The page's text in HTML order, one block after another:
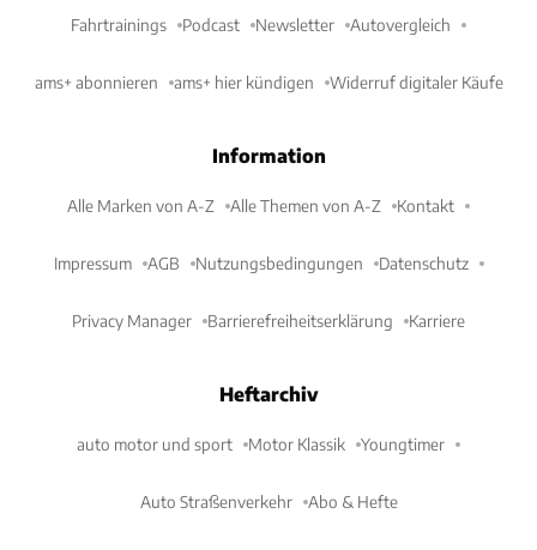
Fahrtrainings Podcast Newsletter Autovergleich
ams+ abonnieren ams+ hier kündigen Widerruf digitaler Käufe
Information
Alle Marken von A-Z Alle Themen von A-Z Kontakt
Impressum AGB Nutzungsbedingungen Datenschutz
Privacy Manager Barrierefreiheitserklärung Karriere
Heftarchiv
auto motor und sport Motor Klassik Youngtimer
Auto Straßenverkehr Abo & Hefte